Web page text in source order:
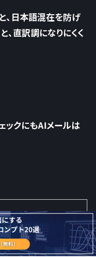
、日本語混在を防げ
、直訳調になりにくく
ックにもAIメールは
ださい。